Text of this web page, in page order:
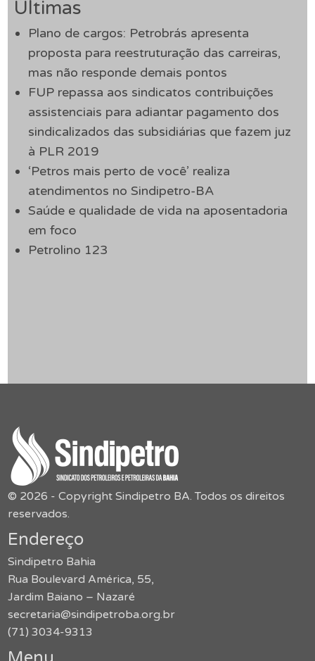
Últimas
Plano de cargos: Petrobrás apresenta
proposta para reestruturação das carreiras,
mas não responde demais pontos
FUP repassa aos sindicatos contribuições
assistenciais para adiantar pagamento dos
sindicalizados das subsidiárias que fazem juz
à PLR 2019
‘Petros mais perto de você’ realiza
atendimentos no Sindipetro-BA
Saúde e qualidade de vida na aposentadoria
em foco
Petrolino 123
© 2026 - Copyright Sindipetro BA. Todos os direitos
reservados.
Endereço
Sindipetro Bahia
Rua Boulevard América, 55,
Jardim Baiano – Nazaré
secretaria@sindipetroba.org.br
(71) 3034-9313